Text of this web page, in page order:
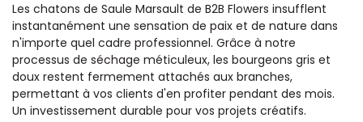
Les chatons de Saule Marsault de B2B Flowers insufflent
instantanément une sensation de paix et de nature dans
n'importe quel cadre professionnel. Grâce à notre
processus de séchage méticuleux, les bourgeons gris et
doux restent fermement attachés aux branches,
permettant à vos clients d'en profiter pendant des mois.
Un investissement durable pour vos projets créatifs.